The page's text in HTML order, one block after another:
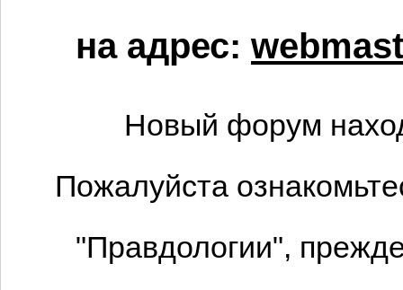
на адрес:
Новый форум
Пожалуйста
"Правдологии",